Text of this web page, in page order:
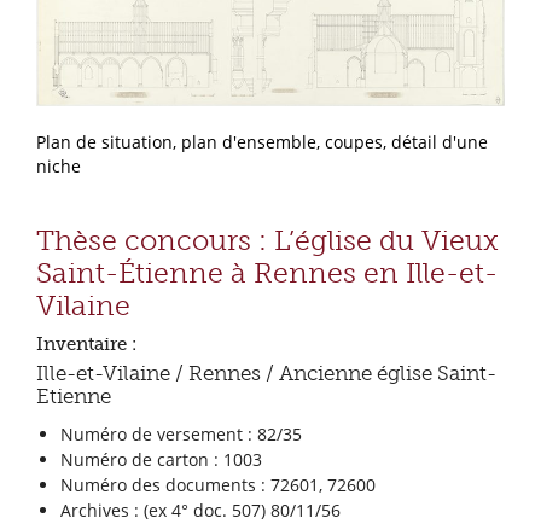
Plan de situation, plan d'ensemble, coupes, détail d'une
niche
Thèse concours : L’église du Vieux
Saint-Étienne à Rennes en Ille-et-
Vilaine
Inventaire :
Ille-et-Vilaine / Rennes / Ancienne église Saint-
Etienne
Numéro de versement : 82/35
Numéro de carton : 1003
Numéro des documents : 72601, 72600
Archives : (ex 4° doc. 507) 80/11/56